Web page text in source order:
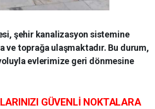
şehir kanalizasyon sistemine
ve toprağa ulaşmaktadır. Bu durum,
evlerimize geri dönmesine
GÜVENLİ NOKTALARA